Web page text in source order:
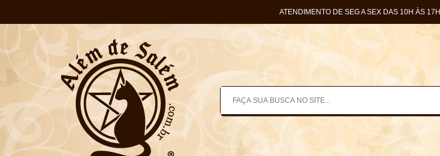
ATENDIMENTO DE SEG A SEX DAS 10H ÀS 17H